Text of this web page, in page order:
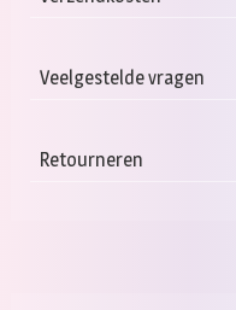
Veelgestelde vragen
Retourneren